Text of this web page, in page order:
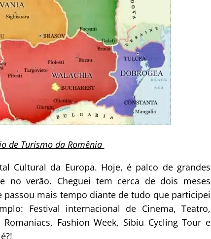
de Turismo da Romênia
Cultural da Europa. Hoje, é palco de grandes
no verão. Cheguei tem cerca de dois meses
passou mais tempo diante de tudo que participei
Festival internacional de Cinema, Teatro,
Fashion Week, Sibiu Cycling Tour e